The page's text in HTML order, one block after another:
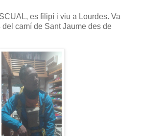
es filipí i viu a Lourdes. Va
camí de Sant Jaume des de